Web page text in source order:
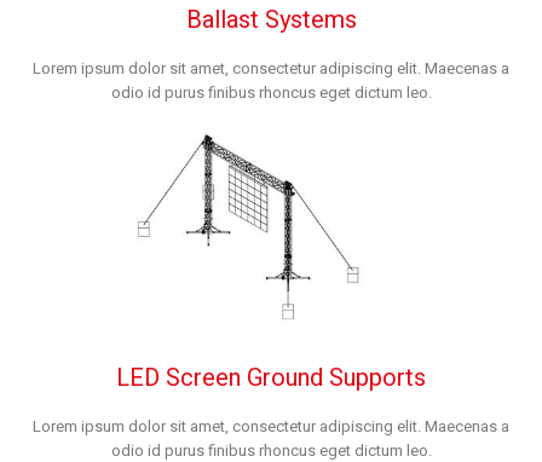
Ballast Systems
Lorem ipsum dolor sit amet, consectetur adipiscing elit. Maecenas a
odio id purus finibus rhoncus eget dictum leo.
LED Screen Ground Supports
Lorem ipsum dolor sit amet, consectetur adipiscing elit. Maecenas a
odio id purus finibus rhoncus eget dictum leo.